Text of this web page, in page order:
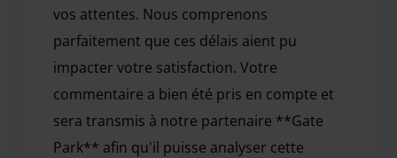
vos attentes. Nous comprenons
parfaitement que ces délais aient pu
impacter votre satisfaction. Votre
commentaire a bien été pris en compte et
sera transmis à notre partenaire **Gate
Park** afin qu'il puisse analyser cette